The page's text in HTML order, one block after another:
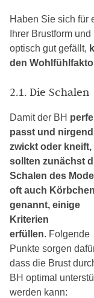
Haben Sie sich für
Ihrer Brustform
optisch gut gefällt,
den
2.1. Die Schalen
Damit der BH
passt und
zwickt oder kneift,
sollten zunächst
Schalen des
oft auch Körbchen
genannt, einige
Kriterien
erfüllen. Folgende
Punkte sorgen
dass die Brust
BH optimal
werden kann: